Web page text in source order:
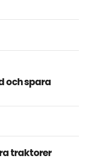
och spara
traktorer